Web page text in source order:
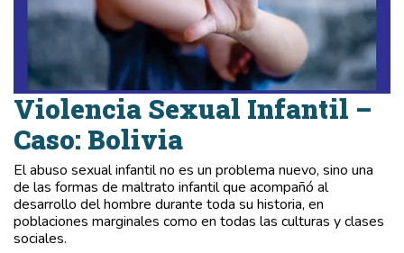
Violencia Sexual Infantil –
Caso: Bolivia
El abuso sexual infantil no es un problema nuevo, sino una
de las formas de maltrato infantil que acompañó al
desarrollo del hombre durante toda su historia, en
poblaciones marginales como en todas las culturas y clases
sociales.